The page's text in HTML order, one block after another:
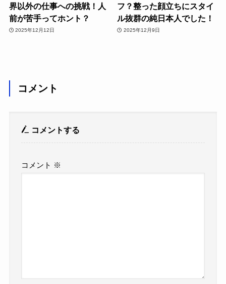
界以外の仕事への挑戦！人
前が苦手ってホント？
2025年12月12日
フ？整った顔立ちにスタイ
ル抜群の純日本人でした！
2025年12月9日
コメント
コメントする
コメント ※